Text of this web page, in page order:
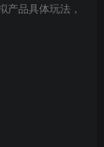
产品具体玩法，